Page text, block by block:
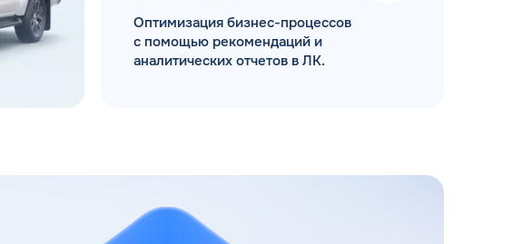
Оптимизация бизнес-процессов
с помощью рекомендаций и
аналитических отчетов в ЛК.